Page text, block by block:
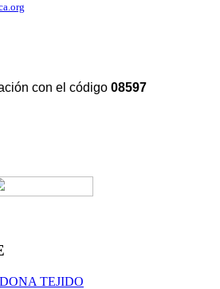
con el código 08597
DONA TEJIDO